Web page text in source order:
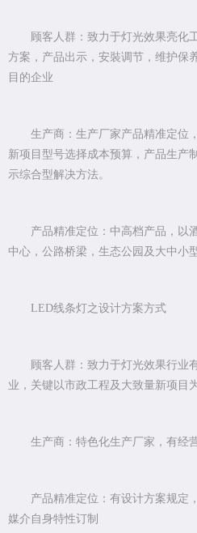
顾客人群：致力于灯光效果亮化
方案，产品出示，安裝调节，维护保
目的企业
生产商：生产厂家产品精准定位
新项目型号选择成本预算，产品生产
示综合型解决方法。
产品精准定位：中高档产品，以
中心，公路桥梁，生态公园及大中小
LED线条灯之设计方案方式
顾客人群：致力于灯光效果行业
业，关键以市政工程及大致量新项目
生产商：特色化生产厂家，有经
产品精准定位：有设计方案规定
媒介自身特性订制